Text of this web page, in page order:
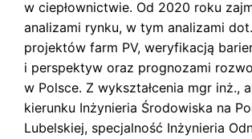
w ciepłownictwie. Od 2020 roku
analizami rynku, w tym analizami
projektów farm PV, weryfikacją
i perspektyw oraz prognozami
w Polsce. Z wykształcenia mgr inż.,
kierunku Inżynieria Środowiska na
Lubelskiej, specjalność Inżynieria